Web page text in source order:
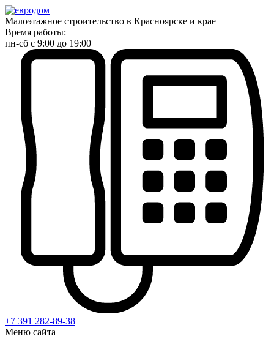
Малоэтажное строительство в Красноярске и крае
Время работы:
пн-сб с 9:00 до 19:00
+7 391 282-89-38
Меню сайта